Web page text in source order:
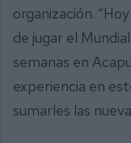
organización.
de jugar el
semanas en
experiencia en
sumarles las